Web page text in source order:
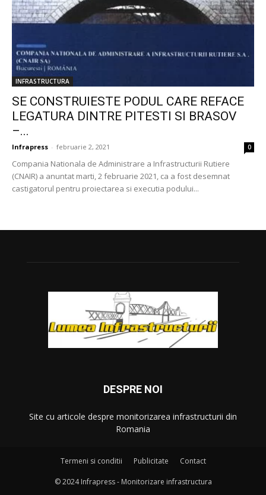
INFRASTRUCTURA
SE CONSTRUIESTE PODUL CARE REFACE
LEGATURA DINTRE PITESTI SI BRASOV
–...
Infrapress - februarie 2, 2021 0
Compania Nationala de Administrare a Infrastructurii Rutiere
(CNAIR) a anuntat marti, 2 februarie 2021, ca a fost desemnat
castigatorul pentru proiectarea si executia podului...
DESPRE NOI
Site cu articole despre monitorizarea infrastructurii din
Romania
Termeni si conditii Publicitate Contact
© 2024 Infrapress - Monitorizare infrastructura